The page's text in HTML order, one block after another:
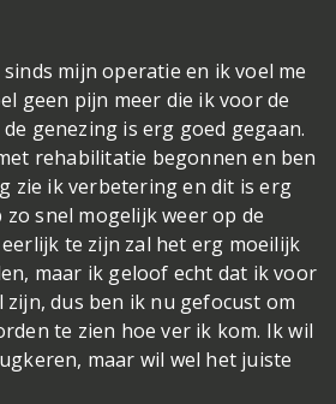
mijn operatie en ik voel me
geen pijn meer die ik voor de
genezing is erg goed gegaan.
rehabilitatie begonnen en ben
zie ik verbetering en dit is erg
snel mogelijk weer op de
te zijn zal het erg moeilijk
maar ik geloof echt dat ik voor
dus ben ik nu gefocust om
te zien hoe ver ik kom. Ik wil
maar wil wel het juiste